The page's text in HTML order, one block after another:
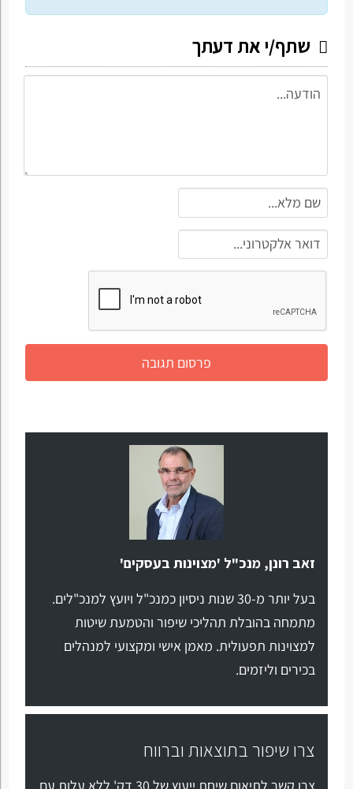
שתף/י את דעתך
זאב רונן, מנכ"ל 'מצוינות בעסקים'
בעל יותר מ-30 שנות ניסיון כמנכ"ל ויועץ למנכ"לים.
מתמחה בהובלת תהליכי שיפור והטמעת שיטות
למצוינות תפעולית. מאמן אישי ומקצועי למנהלים
בכירים וליזמים.
צרו שיפור בתוצאות וברווח